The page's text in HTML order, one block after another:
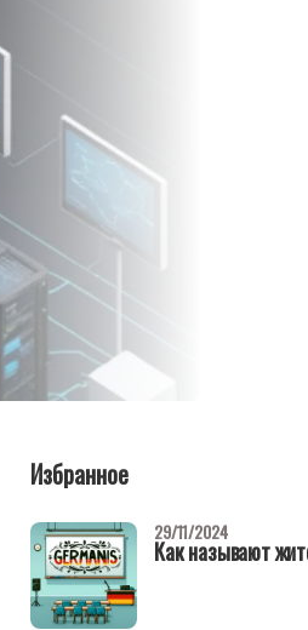
Избранное
Как называют
29/11/2024